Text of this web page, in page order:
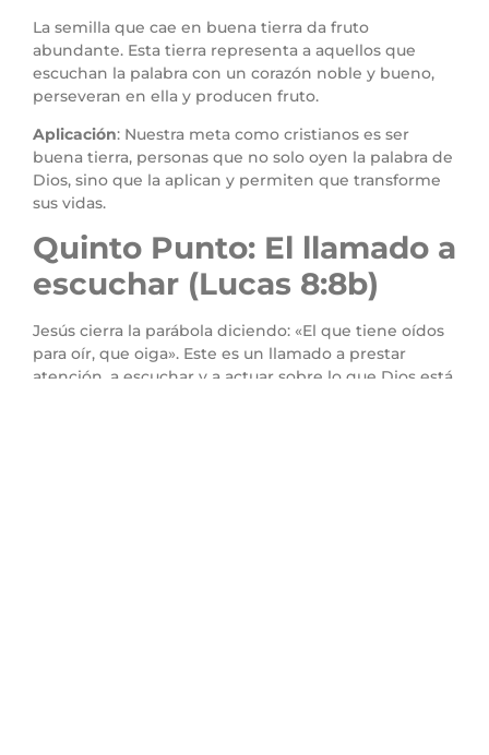
La semilla que cae en buena tierra da fruto
abundante. Esta tierra representa a aquellos que
escuchan la palabra con un corazón noble y bueno,
perseveran en ella y producen fruto.
Aplicación: Nuestra meta como cristianos es ser
buena tierra, personas que no solo oyen la palabra de
Dios, sino que la aplican y permiten que transforme
sus vidas.
Quinto Punto: El llamado a
escuchar (Lucas 8:8b)
Jesús cierra la parábola diciendo: «El que tiene oídos
para oír, que oiga». Este es un llamado a prestar
atención, a escuchar y a actuar sobre lo que Dios está